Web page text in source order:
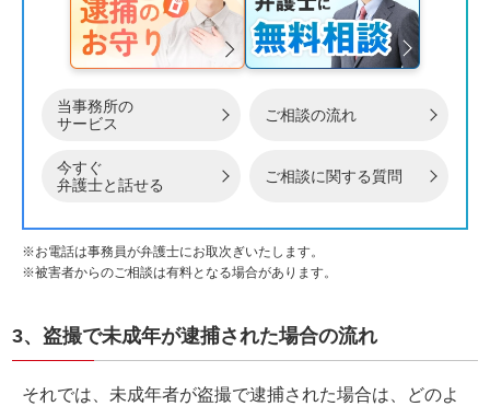
当事務所の
サービス
ご相談の流れ
今すぐ
弁護士と話せる
ご相談に関する質問
※お電話は事務員が弁護士にお取次ぎいたします。
※被害者からのご相談は有料となる場合があります。
3、盗撮で未成年が逮捕された場合の流れ
それでは、未成年者が盗撮で逮捕された場合は、どのよ